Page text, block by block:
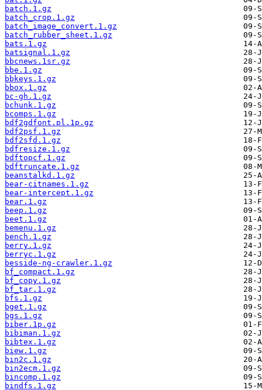
batch.1.gz
batch_crop.1.gz
batch_image_convert.1.gz
batch_rubber_sheet.1.gz
bats.1.gz
batsignal.1.gz
bbcnews.1sr.gz
bbe.1.gz
bbkeys.1.gz
bbox.1.gz
bc-gh.1.gz
bchunk.1.gz
bcomps.1.gz
bdf2gdfont.pl.1p.gz
bdf2psf.1.gz
bdf2sfd.1.gz
bdfresize.1.gz
bdftopcf.1.gz
bdftruncate.1.gz
beanstalkd.1.gz
bear-citnames.1.gz
bear-intercept.1.gz
bear.1.gz
beep.1.gz
beet.1.gz
bemenu.1.gz
bench.1.gz
berry.1.gz
berryc.1.gz
besside-ng-crawler.1.gz
bf_compact.1.gz
bf_copy.1.gz
bf_tar.1.gz
bfs.1.gz
bget.1.gz
bgs.1.gz
biber.1p.gz
bibiman.1.gz
bibtex.1.gz
biew.1.gz
bin2c.1.gz
bin2ecm.1.gz
bincomp.1.gz
bindfs.1.gz